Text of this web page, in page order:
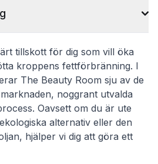
tillskott för dig som vill öka
kroppens fettförbränning. I
The Beauty Room sju av de
noggrant utvalda
Oavsett om du är ute
alternativ eller den
hjälper vi dig att göra ett